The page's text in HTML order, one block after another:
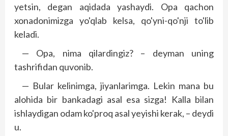
yetsin, degan aqidada yashaydi. Opa qachon
xonadonimizga yo'qlab kelsa, qo'yni-qo'nji to'lib
keladi.
— Opa, nima qilardingiz? – deyman uning
tashrifidan quvonib.
— Bular kelinimga, jiyanlarimga. Lekin mana bu
alohida bir bankadagi asal esa sizga! Kalla bilan
ishlaydigan odam ko'proq asal yeyishi kerak, – deydi
u.